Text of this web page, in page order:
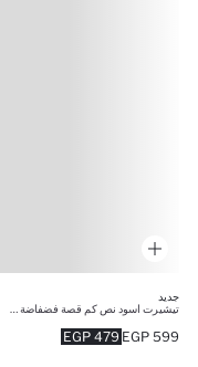
جديد
479 EGP 599 EGP